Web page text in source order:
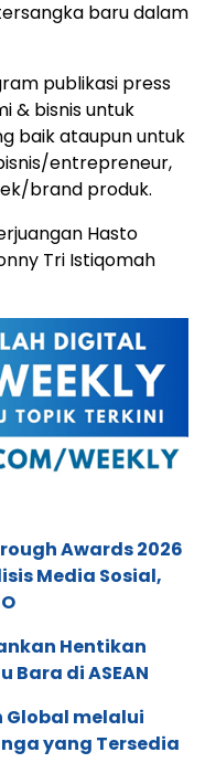
baru dalam
publikasi press
& bisnis untuk
baik ataupun untuk
entrepreneur,
brand produk.
Hasto
Tri Istiqomah
Awards 2026
Media Sosial,
Hentikan
Bara di ASEAN
Global melalui
yang Tersedia